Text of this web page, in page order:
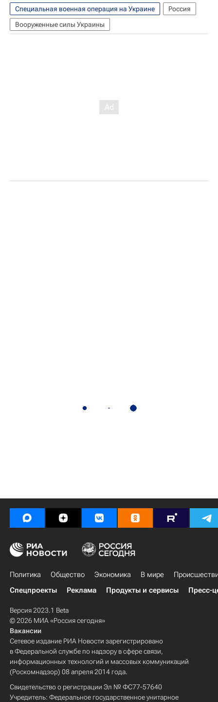
Специальная военная операция на Украине
Россия
Вооруженные силы Украины
Политика Общество Экономика В мире
Спецпроекты
Реклама Продукты и сервисы Пресс-
Версия 2023.1 Beta
© 2026 МИА «Россия сегодня»
Вакансии
Сетевое издание РИА Новости зарегистрировано
в Федеральной службе по надзору в сфере связи,
информационных технологий и массовых коммуникаций
(Роскомнадзор) 08 апреля 2014 года.
Свидетельство о регистрации Эл № ФС77-57640
Учредитель: Федеральное государственное унитарное